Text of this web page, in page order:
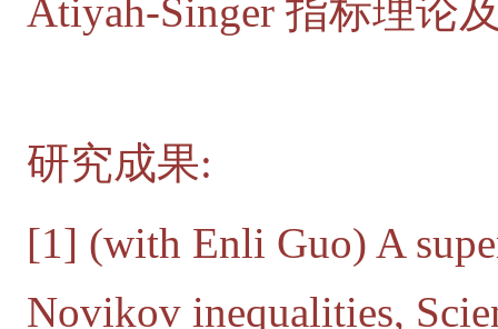
Atiyah-Singer 指标理论
研究成果:
[1] (with Enli Guo) A
Novikov inequalities,